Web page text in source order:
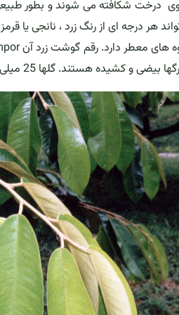
درخت شکافته می شوند و بطور
هر درجه ای از رنگ زرد ، نانجی یا
هستند. گلها 25 میلی متر قطر دارند و سفید متمایل به قرمز هستند.